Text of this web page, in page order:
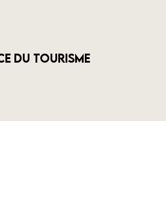
du Tourisme